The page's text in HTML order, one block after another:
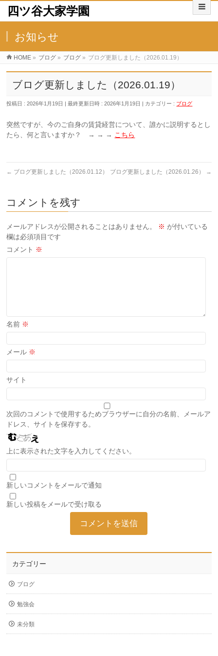
四ツ谷大家学園
お知らせ
HOME » ブログ » ブログ » ブログ更新しました（2026.01.19）
ブログ更新しました（2026.01.19）
投稿日 : 2026年1月19日 最終更新日時 : 2026年1月19日 カテゴリー : ブログ
突然ですが、今のご自身の賃貸経営について、誰かに説明するとし
たら、何と言いますか？ → → → こちら
← ブログ更新しました（2026.01.12） ブログ更新しました（2026.01.26） →
コメントを残す
メールアドレスが公開されることはありません。 ※ が付いている
欄は必須項目です
コメント ※
名前 ※
メール ※
サイト
次回のコメントで使用するためブラウザーに自分の名前、メールア
ドレス、サイトを保存する。
上に表示された文字を入力してください。
新しいコメントをメールで通知
新しい投稿をメールで受け取る
カテゴリー
ブログ
勉強会
未分類